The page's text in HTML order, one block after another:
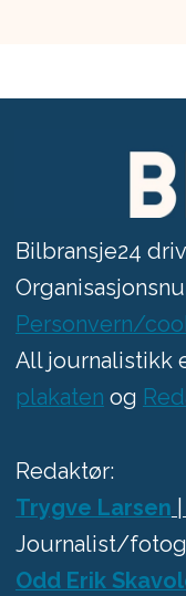
Bilbransje24
Personvern/
All journalistikk
plakaten og
Redaktør:
Trygve Larsen
Journalist/
Odd Erik